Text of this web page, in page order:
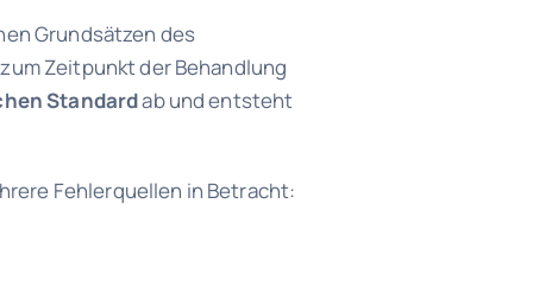
Grundsätzen des
Zeitpunkt der Behandlung
Standardab und entsteht
Fehlerquellen in Betracht: